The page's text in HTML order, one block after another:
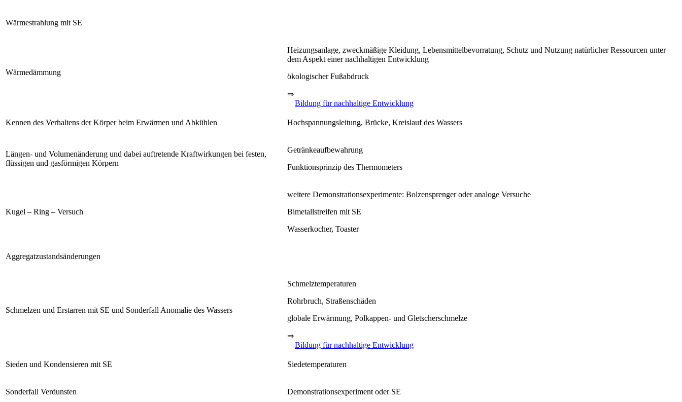
Wärmestrahlung mit SE
Wärmedämmung
Heizungsanlage, zweckmäßige Kleidung, Lebensmittelbevorratung, Schutz und Nutzung natürlicher Ressourcen unter
dem Aspekt einer nachhaltigen Entwicklung
ökologischer Fußabdruck
⇒
Bildung für nachhaltige Entwicklung
Kennen des Verhaltens der Körper beim Erwärmen und Abkühlen Hochspannungsleitung, Brücke, Kreislauf des Wassers
Längen- und Volumenänderung und dabei auftretende Kraftwirkungen bei festen,
flüssigen und gasförmigen Körpern
Getränkeaufbewahrung
Funktionsprinzip des Thermometers
Kugel – Ring – Versuch
weitere Demonstrationsexperimente: Bolzensprenger oder analoge Versuche
Bimetallstreifen mit SE
Wasserkocher, Toaster
Aggregatzustandsänderungen
Schmelzen und Erstarren mit SE und Sonderfall Anomalie des Wassers
Schmelztemperaturen
Rohrbruch, Straßenschäden
globale Erwärmung, Polkappen- und Gletscherschmelze
⇒
Bildung für nachhaltige Entwicklung
Sieden und Kondensieren mit SE Siedetemperaturen
Sonderfall Verdunsten Demonstrationsexperiment oder SE